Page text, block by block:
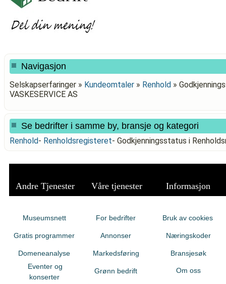
Navigasjon
Selskapserfaringer » Kundeomtaler » Renhold »
VASKESERVICE AS
Se bedrifter i samme by, bransje og kategori
Renhold- Renholdsregisteret- Godkjenningsstatus i
Andre Tjenester Våre tjenester Informasjon
Museumsnett
Gratis programmer
Domeneanalyse
Eventer og
konserter
For bedrifter
Annonser
Markedsføring
Grønn bedrift
Bruk av cookies
Næringskoder
Bransjesøk
Om oss